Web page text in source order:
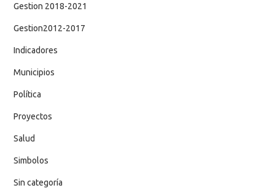
Gestion 2018-2021
Gestion2012-2017
Indicadores
Municipios
Política
Proyectos
Salud
Simbolos
Sin categoría